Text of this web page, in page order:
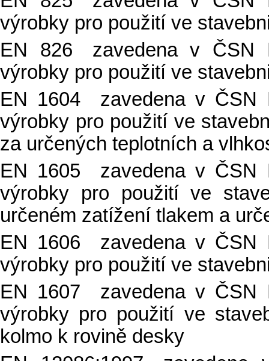
výrobky pro použití ve
EN 826 zavedena v ČSN
výrobky pro použití ve
EN 1604 zavedena v ČSN
výrobky pro použití ve
za určených teplotních a
EN 1605 zavedena v ČSN
výrobky pro použití ve
určeném zatížení tlakem a
EN 1606 zavedena v ČSN
výrobky pro použití ve
EN 1607 zavedena v ČSN
výrobky pro použití ve
kolmo k rovině desky